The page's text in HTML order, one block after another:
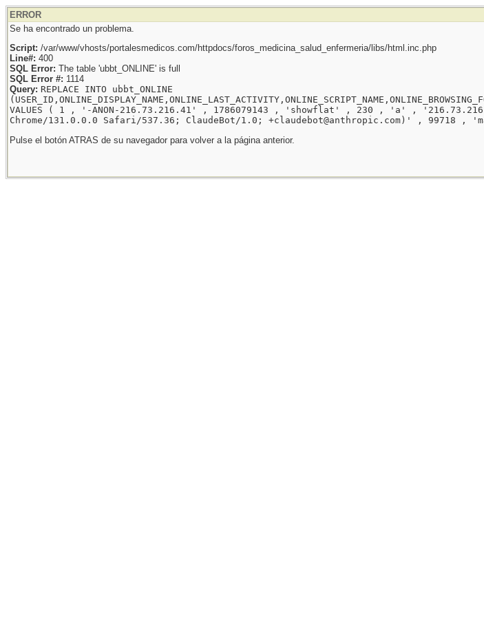
ERROR
Se ha encontrado un problema.
Script: /var/www/vhosts/portalesmedicos.com/httpdocs/foros_medicina_salud_enfermeria/libs/html.inc.php
Line#: 400
SQL Error: The table 'ubbt_ONLINE' is full
SQL Error #: 1114
Query: REPLACE INTO ubbt_ONLINE
VALUES ( 1 , '-ANON-216.73.216.41' , 1786079143 , 'showflat' , 230 , 'a' ,
Chrome/131.0.0.0 Safari/537.36; ClaudeBot/1.0; +claudebot@anthropic.com)' , 99718 ,
Pulse el botón ATRAS de su navegador para volver a la página anterior.